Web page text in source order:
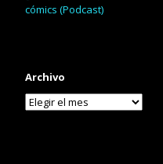
cómics (Podcast)
Archivo